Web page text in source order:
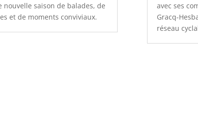
nouvelle saison de balades, de
et de moments conviviaux.
avec ses
Gracq-
réseau